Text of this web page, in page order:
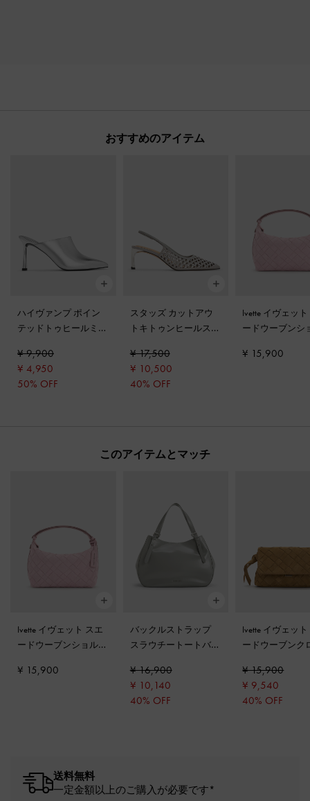
おすすめのアイテム
ハイヴァンプ ポイン
テッドトゥヒールミュ
¥ 9,900
¥ 4,950
50% OFF
スタッズ カットアウ
トキトゥンヒールスリ
ライトグレー
¥ 17,500
¥ 10,500
40% OFF
Ivette イヴェッ
ードウーブンシ
ャンディーピン
¥ 15,900
このアイテムとマッチ
Ivette イヴェット スエ
ードウーブンショルダ
ャンディーピンク
¥ 15,900
バックルストラップ
スラウチートートバッ
¥ 16,900
¥ 10,140
40% OFF
Ivette イヴェッ
ードウーブンク
ンド
¥ 15,900
¥ 9,540
40% OFF
送料無料
一定金額以上のご購入が必要です*